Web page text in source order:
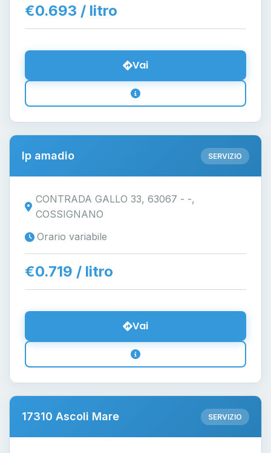
€0.693 / litro
Vai
Ip amadio SERVIZIO
CONTRADA GALLO 33, 63067 - -,
COSSIGNANO
Orario variabile
€0.719 / litro
Vai
17310 Ascoli Mare SERVIZIO